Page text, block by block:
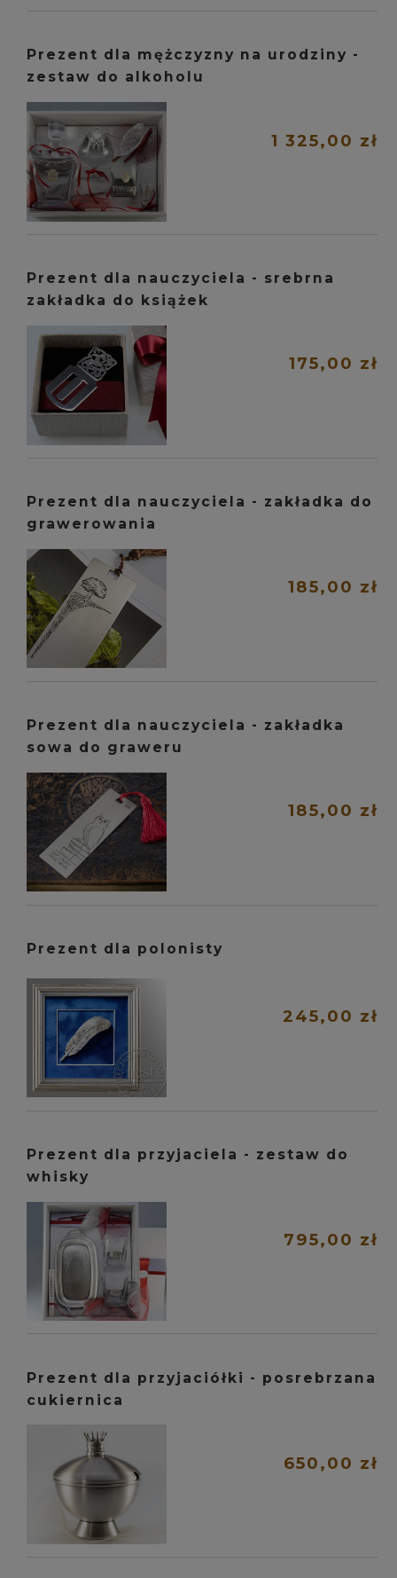
Prezent dla mężczyzny na urodziny -
zestaw do alkoholu
1 325,00 zł
Prezent dla nauczyciela - srebrna
zakładka do książek
175,00 zł
Prezent dla nauczyciela - zakładka do
grawerowania
185,00 zł
Prezent dla nauczyciela - zakładka
sowa do graweru
185,00 zł
Prezent dla polonisty
245,00 zł
Prezent dla przyjaciela - zestaw do
whisky
795,00 zł
Prezent dla przyjaciółki - posrebrzana
cukiernica
650,00 zł